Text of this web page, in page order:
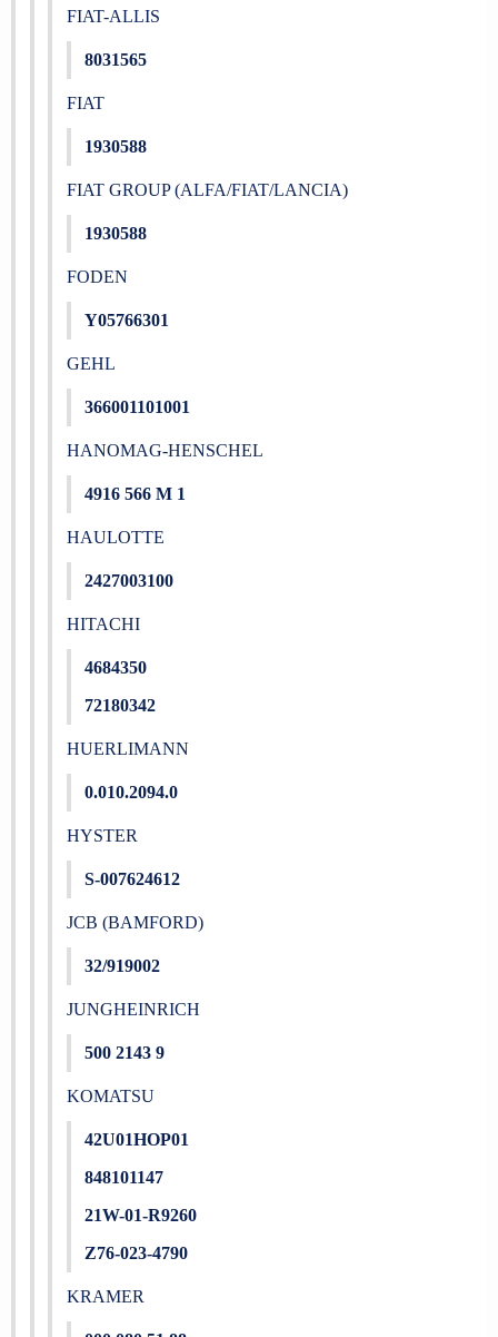
FIAT-ALLIS
8031565
FIAT
1930588
FIAT GROUP (ALFA/FIAT/LANCIA)
1930588
FODEN
Y05766301
GEHL
366001101001
HANOMAG-HENSCHEL
4916 566 M 1
HAULOTTE
2427003100
HITACHI
4684350
72180342
HUERLIMANN
0.010.2094.0
HYSTER
S-007624612
JCB (BAMFORD)
32/919002
JUNGHEINRICH
500 2143 9
KOMATSU
42U01HOP01
848101147
21W-01-R9260
Z76-023-4790
KRAMER